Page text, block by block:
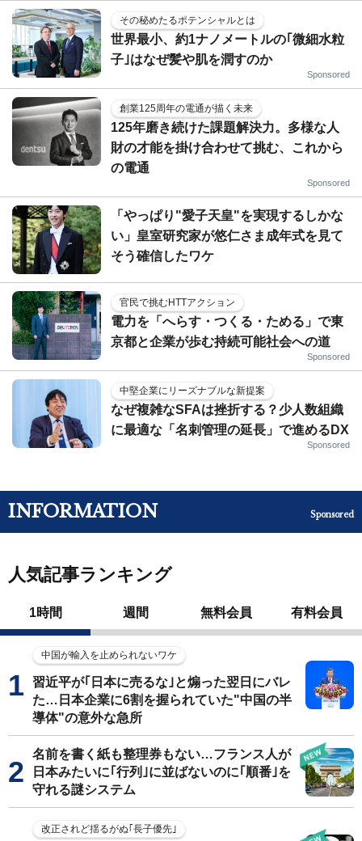
その秘めたるポテンシャルとは
世界最小、約1ナノメートルの｢微細水粒
子｣はなぜ髪や肌を潤すのか
Sponsored
創業125周年の電通が描く未来
125年磨き続けた課題解決力。多様な人
財の才能を掛け合わせて挑む、これから
の電通
Sponsored
「やっぱり"愛子天皇"を実現するしかな
い」皇室研究家が悠仁さま成年式を見て
そう確信したワケ
官民で挑むHTTアクション
電力を「へらす・つくる・ためる」で東
京都と企業が歩む持続可能社会への道
Sponsored
中堅企業にリーズナブルな新提案
なぜ複雑なSFAは挫折する？少人数組織
に最適な「名刺管理の延長」で進めるDX
Sponsored
INFORMATION Sponsored
人気記事ランキング
1時間 週間 無料会員 有料会員
中国が輸入を止められないワケ
習近平が｢日本に売るな｣と煽った翌日にバレ
た…日本企業に6割を握られていた"中国の半
導体"の意外な急所
名前を書く紙も整理券もない…フランス人が
日本みたいに｢行列｣に並ばないのに｢順番｣を
守れる謎システム
改正されど揺るがぬ｢長子優先｣